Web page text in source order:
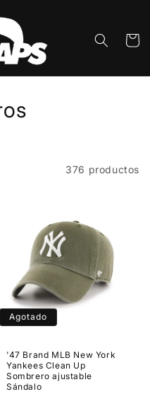
Carrito
376 productos
Agotado
'47 Brand MLB New York
Yankees Clean Up
Sombrero ajustable
Sándalo